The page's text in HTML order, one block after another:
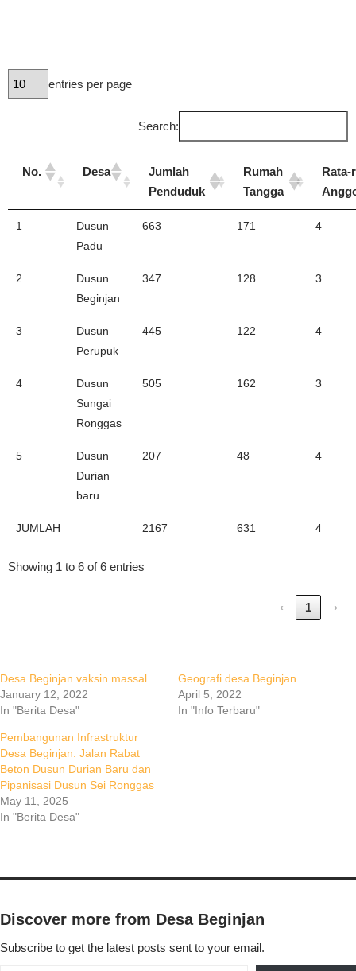
entries per page
Search:
No. Desa
Jumlah
Penduduk
Rumah
Tangga
Rata-
1
Dusun
Padu
663 171 4
2
Dusun
Beginjan
347 128 3
3
Dusun
Perupuk
445 122 4
4
Dusun
Sungai
Ronggas
505 162 3
5
Dusun
Durian
baru
207 48 4
JUMLAH 2167 631 4
Showing 1 to 6 of 6 entries
‹ 1 ›
Desa Beginjan vaksin massal
January 12, 2022
In "Berita Desa"
Geografi desa Beginjan
April 5, 2022
In "Info Terbaru"
Pembangunan Infrastruktur
Desa Beginjan: Jalan Rabat
Beton Dusun Durian Baru dan
Pipanisasi Dusun Sei Ronggas
May 11, 2025
In "Berita Desa"
Discover more from Desa Beginjan
Subscribe to get the latest posts sent to your email.